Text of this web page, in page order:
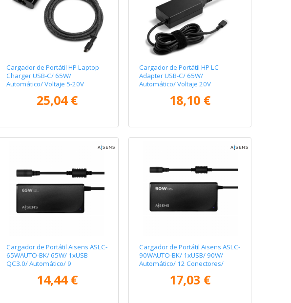
Cargador de Portátil HP Laptop
Charger USB-C/ 65W/
Automático/ Voltaje 5-20V
25,04 €
Cargador de Portátil HP LC
Adapter USB-C/ 65W/
Automático/ Voltaje 20V
18,10 €
Cargador de Portátil Aisens ASLC-
65WAUTO-BK/ 65W/ 1xUSB
QC3.0/ Automático/ 9
14,44 €
Cargador de Portátil Aisens ASLC-
90WAUTO-BK/ 1xUSB/ 90W/
Automático/ 12 Conectores/
17,03 €